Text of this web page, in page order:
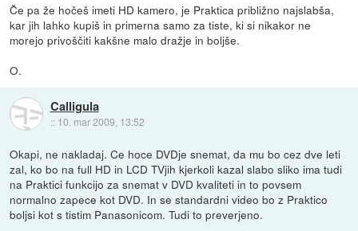
Če pa že hočeš imeti HD kamero, je Praktica približno najslabša,
kar jih lahko kupiš in primerna samo za tiste, ki si nikakor ne
morejo privoščiti kakšne malo dražje in boljše.
O.
Calligula
:: 10. mar 2009, 13:52
Okapi, ne nakladaj. Ce hoce DVDje snemat, da mu bo cez dve leti
zal, ko bo na full HD in LCD TVjih kjerkoli kazal slabo sliko ima tudi
na Praktici funkcijo za snemat v DVD kvaliteti in to povsem
normalno zapece kot DVD. In se standardni video bo z Praktico
boljsi kot s tistim Panasonicom. Tudi to preverjeno.